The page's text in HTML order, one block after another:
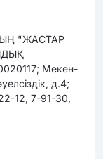
"ЖАСТАР
Мекен-
д.4;
12, 7-91-30,